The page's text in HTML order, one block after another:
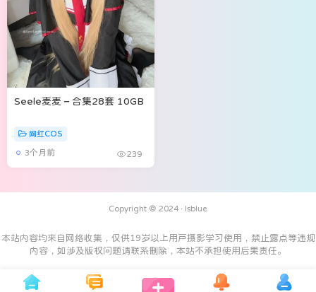
Seele麦麦 – 合集28套 10GB
网红COS
3个月前 239
Copyright © 2024 · Isblue
本站内容均来自网络收集，仅供19岁以上用户摄影学习使用，禁止露点等违规
内容，如涉及版权问题请联系删除，本站不承担使用后果责任。